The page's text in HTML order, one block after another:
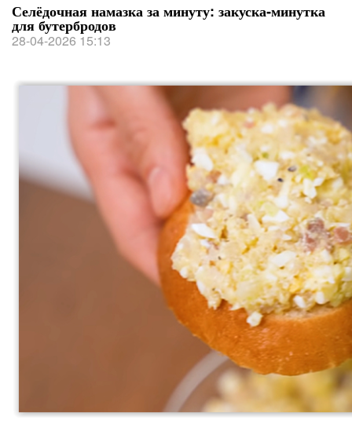
Селёдочная намазка за минуту: закуска‑минутка
для бутербродов
28-04-2026 15:13